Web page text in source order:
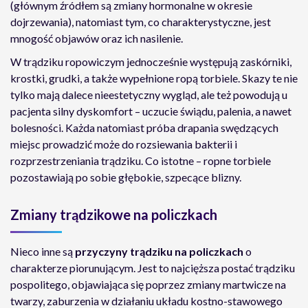
(głównym źródłem są zmiany hormonalne w okresie
dojrzewania), natomiast tym, co charakterystyczne, jest
mnogość objawów oraz ich nasilenie.
W trądziku ropowiczym jednocześnie występują zaskórniki,
krostki, grudki, a także wypełnione ropą torbiele. Skazy te nie
tylko mają dalece nieestetyczny wygląd, ale też powodują u
pacjenta silny dyskomfort – uczucie świądu, palenia, a nawet
bolesności. Każda natomiast próba drapania swędzących
miejsc prowadzić może do rozsiewania bakterii i
rozprzestrzeniania trądziku. Co istotne – ropne torbiele
pozostawiają po sobie głębokie, szpecące blizny.
Zmiany trądzikowe na policzkach
Nieco inne są przyczyny trądziku na policzkach o
charakterze piorunującym. Jest to najcięższa postać trądziku
pospolitego, objawiająca się poprzez zmiany martwicze na
twarzy, zaburzenia w działaniu układu kostno-stawowego